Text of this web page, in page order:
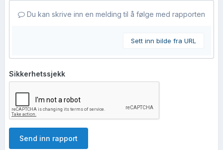
Du kan skrive inn en melding til å følge med rapporten
Sett inn bilde fra URL
Sikkerhetssjekk
Send inn rapport